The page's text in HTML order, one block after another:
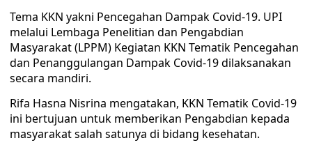
Tema KKN yakni Pencegahan Dampak Covid-19. UPI
melalui Lembaga Penelitian dan Pengabdian
Masyarakat (LPPM) Kegiatan KKN Tematik Pencegahan
dan Penanggulangan Dampak Covid-19 dilaksanakan
secara mandiri.
Rifa Hasna Nisrina mengatakan, KKN Tematik Covid-19
ini bertujuan untuk memberikan Pengabdian kepada
masyarakat salah satunya di bidang kesehatan.